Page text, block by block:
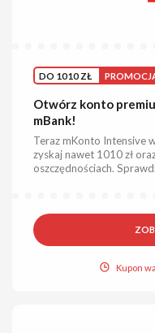
DO 1010 ZŁ
Otwórz konto
mBank!
Teraz mKonto Intensive
zyskaj nawet 1010 zł
oszczędnościach.
Kupon